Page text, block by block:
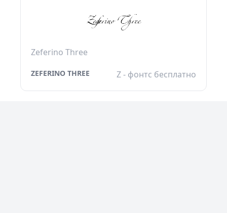
Zeferino Three
ZEFERINO THREE Z - фонтс бесплатно